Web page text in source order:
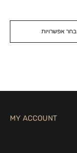
בחר אפשרויות
MY ACCOUNT